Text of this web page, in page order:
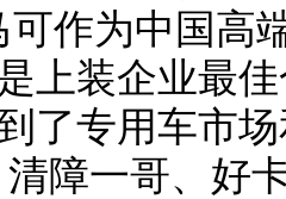
可作为中国高
上装企业最
了专用车市
清障一哥、好